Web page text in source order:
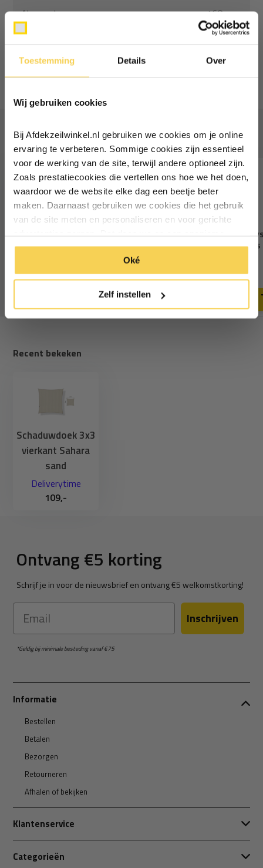
Toestemming Details Over
Wij gebruiken cookies
Bij Afdekzeilwinkel.nl gebruiken we cookies om je online
ervaring te verbeteren. Sommige cookies zijn essentieel
voor de werking van de site, terwijl andere optioneel zijn.
Zoals prestatiecookies die vertellen ons hoe we het doen,
waardoor we de website elke dag een beetje beter
maken. Daarnaast gebruiken we cookies die het gebruik
van de site meten en personaliseren en voor gerichte
manier. Klik op 'Oké' om alle cookies te accepteren. Of
klik op ‘alleen essentiele’ als je niet akkoord gaat met
cookies.
Oké
Zelf instellen
Normaal:
168,-
Je bespaart
17,70
Niet op voorraad
Vaak samen gekocht
schaduwdoek vierkant
Deliverytime
Schaduwdoek
rails met oog rvs
Deliverytime
Recent bekeken
Schaduwdoek 3x3
vierkant Sahara
sand
Deliverytime
109,-
Ontvang €5 korting
Schrijf je in voor de nieuwsbrief en ontvang €5 welkomstkorting!
Email Inschrijven
*Geldig bij minimale besteding vanaf €75
Informatie
Bestellen
Betalen
Bezorgen
Retourneren
Afhalen of bekijken
Klantenservice
Categorieën
Ontvang €5,- korting!
Schrijf je in voor de nieuwsbrief en
Vul je e-mailadres in‍⁪⁪
Particulier Zakelijk
Inschrijven
*Geldig bij minimale besteding vanaf €75